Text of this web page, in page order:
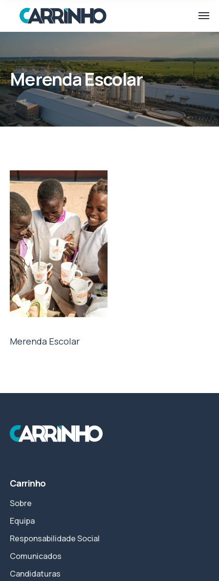
Merenda Escolar
Merenda Escolar
Carrinho
Sobre
Equipa
Responsabilidade Social
Comunicados
Candidaturas